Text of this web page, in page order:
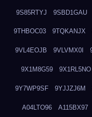
9S85RTYJ 9SBD1GAU
9THBOC03 9TQKANJX
9VL4EOJB 9VLVMX0I
9X1M8G59 9X1RL5NO
9Y7WP9SF 9YJJZJ6M
A04LTO96 A115BX97